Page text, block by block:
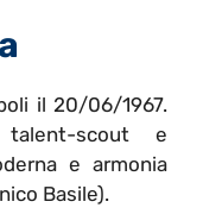
il 20/06/1967.
talent-scout e
e armonia
Basile).